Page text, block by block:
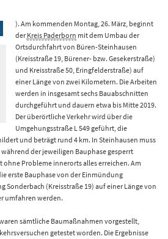
). Am kommenden Montag, 26. März, beginnt
der Kreis Paderborn mit dem Umbau der
Ortsdurchfahrt von Büren-Steinhausen
(Kreisstraße 19, Bürener- bzw. Gesekerstraße)
und Kreisstraße 50, Eringfelderstraße) auf
einer Länge von zwei Kilometern. Die Arbeiten
werden in insgesamt sechs Bauabschnitten
durchgeführt und dauern etwa bis Mitte 2019.
Der überörtliche Verkehr wird über die
Umgehungsstraße L 549 geführt, die
und beträgt rund 4 km. In Steinhausen muss
der jeweiligen Bauphase gesperrt
Probleme innerorts alles erreichen. Am
erste Bauphase von der Einmündung
Sonderbach (Kreisstraße 19) auf einer Länge von
umfahren werden.
sämtliche Baumaßnahmen vorgestellt,
getestet worden. Die Ergebnisse